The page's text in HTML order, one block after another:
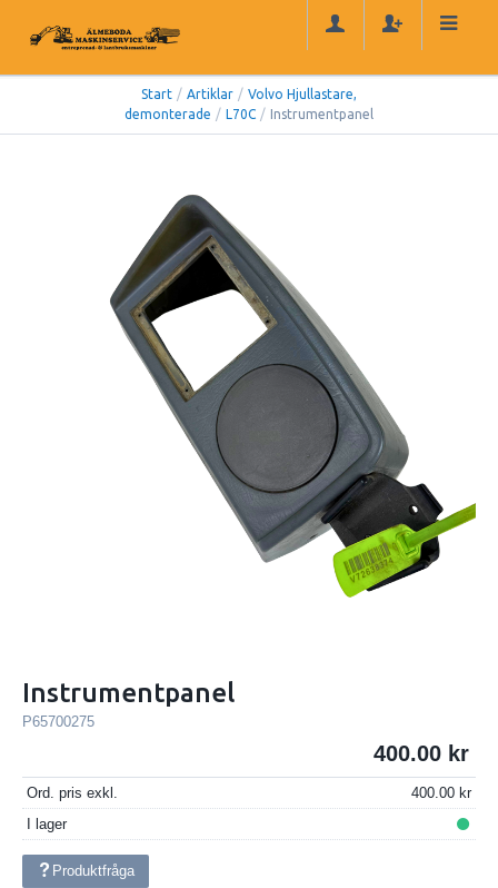
Start / Artiklar / Volvo Hjullastare,
demonterade / L70C / Instrumentpanel
Instrumentpanel
P65700275
400.00
Ord. pris exkl.
400.00
I lager
Produktfråga